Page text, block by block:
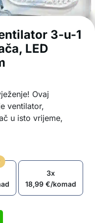
3-u-1
LED
Ovaj
ventilator,
u isto vrijeme,
i ugodno
kod kuće, u uredu,
mogućnošću
ambijentalna
uređaju
prskanja za
3x
18,99€/komad